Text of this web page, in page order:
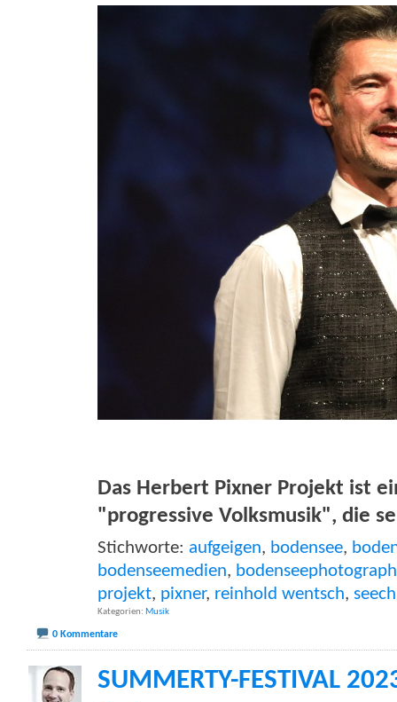
Das Herbert Pixner Projekt ist
"progressive Volksmusik", die
Stichworte: aufgeigen, bodensee,
bodenseemedien,
projekt, pixner, reinhold wentsch,
Kategorien Musik
0 Kommentare
SUMMERTY-FESTIVAL